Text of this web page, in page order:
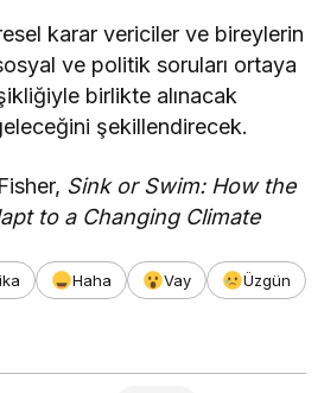
karar vericiler ve bireylerin
ve politik soruları ortaya
birlikte alınacak
şekillendirecek.
Sink or Swim: How the
to a Changing Climate
Haha Vay
Üzgün